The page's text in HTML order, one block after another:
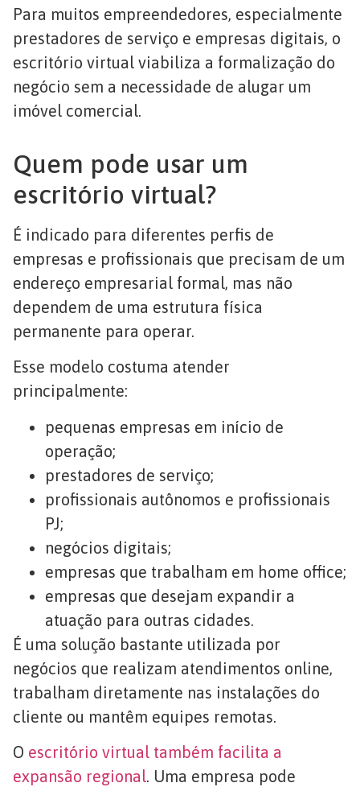
Para muitos empreendedores, especialmente
prestadores de serviço e empresas digitais, o
escritório virtual viabiliza a formalização do
negócio sem a necessidade de alugar um
imóvel comercial.
Quem pode usar um
escritório virtual?
É indicado para diferentes perfis de
empresas e profissionais que precisam de um
endereço empresarial formal, mas não
dependem de uma estrutura física
permanente para operar.
Esse modelo costuma atender
principalmente:
pequenas empresas em início de
operação;
prestadores de serviço;
profissionais autônomos e profissionais
PJ;
negócios digitais;
empresas que trabalham em home office;
empresas que desejam expandir a
atuação para outras cidades.
É uma solução bastante utilizada por
negócios que realizam atendimentos online,
trabalham diretamente nas instalações do
cliente ou mantêm equipes remotas.
O escritório virtual também facilita a
expansão regional. Uma empresa pode